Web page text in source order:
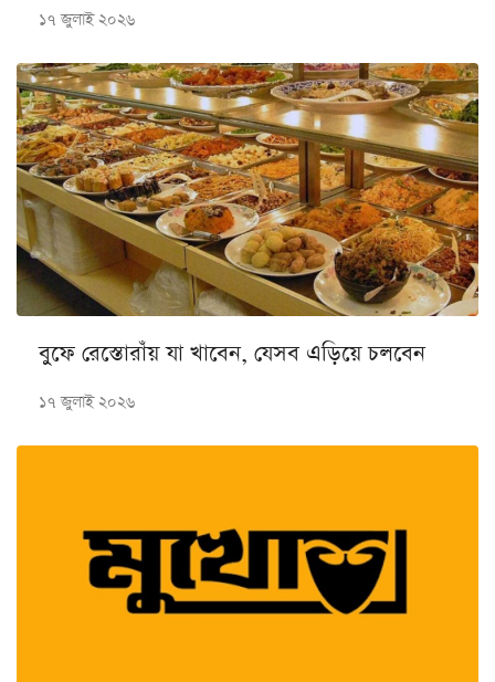
১৭ জুলাই ২০২৬
বুফে রেস্তোরাঁয় যা খাবেন, যেসব এড়িয়ে চলবেন
১৭ জুলাই ২০২৬